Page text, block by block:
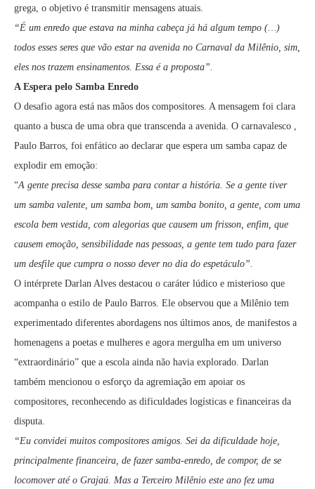
grega, o objetivo é transmitir mensagens atuais.
“É um enredo que estava na minha cabeça já há algum tempo (…)
todos esses seres que vão estar na avenida no Carnaval da Milênio, sim,
eles nos trazem ensinamentos. Essa é a proposta”.
A Espera pelo Samba Enredo
O desafio agora está nas mãos dos compositores. A mensagem foi clara
quanto a busca de uma obra que transcenda a avenida. O carnavalesco ,
Paulo Barros, foi enfático ao declarar que espera um samba capaz de
explodir em emoção:
“A gente precisa desse samba para contar a história. Se a gente tiver
um samba valente, um samba bom, um samba bonito, a gente, com uma
escola bem vestida, com alegorias que causem um frisson, enfim, que
causem emoção, sensibilidade nas pessoas, a gente tem tudo para fazer
um desfile que cumpra o nosso dever no dia do espetáculo”.
O intérprete Darlan Alves destacou o caráter lúdico e misterioso que
acompanha o estilo de Paulo Barros. Ele observou que a Milênio tem
experimentado diferentes abordagens nos últimos anos, de manifestos a
homenagens a poetas e mulheres e agora mergulha em um universo
“extraordinário” que a escola ainda não havia explorado. Darlan
também mencionou o esforço da agremiação em apoiar os
compositores, reconhecendo as dificuldades logísticas e financeiras da
disputa.
“Eu convidei muitos compositores amigos. Sei da dificuldade hoje,
principalmente financeira, de fazer samba-enredo, de compor, de se
locomover até o Grajaú. Mas a Terceiro Milênio este ano fez uma